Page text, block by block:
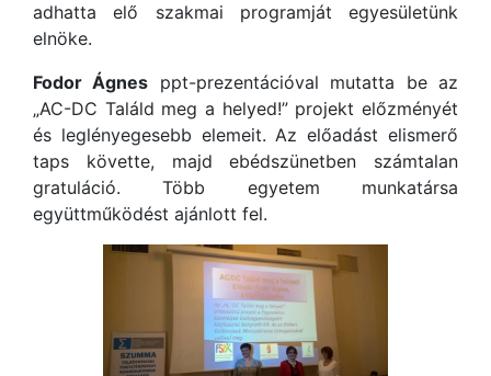
adhatta elő szakmai programját egyesületünk
elnöke.
Fodor Ágnes ppt-prezentációval mutatta be az
„AC-DC Találd meg a helyed!” projekt előzményét
és leglényegesebb elemeit. Az előadást elismerő
taps követte, majd ebédszünetben számtalan
gratuláció. Több egyetem munkatársa
együttműködést ajánlott fel.